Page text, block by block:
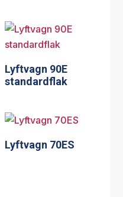
Lyftvagn 90E
standardflak
Lyftvagn 70ES